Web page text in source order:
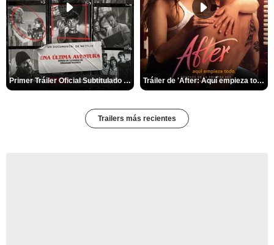
Primer Tráiler Oficial Subtitulado de 'Una última aventura: Detrás de cámaras de Stranger Things 5' Tráiler de 'After: Aquí empieza todo'
Trailers más recientes